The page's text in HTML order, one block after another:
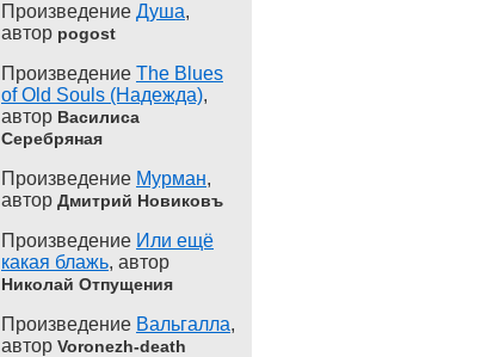
Произведение Душа,
автор pogost
Произведение The Blues
of Old Souls (Надежда),
автор Василиса
Серебряная
Произведение Мурман,
автор Дмитрий Новиковъ
Произведение Или ещё
какая блажь, автор
Николай Отпущения
Произведение Вальгалла,
автор Voronezh-death